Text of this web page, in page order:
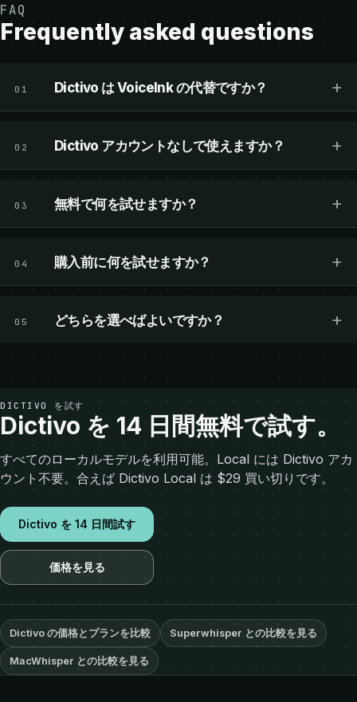
FAQ
Frequently asked questions
01 Dictivo は VoiceInk の代替ですか？ +
02 Dictivo アカウントなしで使えますか？ +
03 無料で何を試せますか？ +
04 購入前に何を試せますか？ +
05 どちらを選べばよいですか？ +
DICTIVO を試す
Dictivo を 14 日間無料で試す。
すべてのローカルモデルを利用可能。Local には Dictivo アカ
ウント不要。合えば Dictivo Local は $29 買い切りです。
Dictivo を 14 日間試す
価格を見る
Dictivo の価格とプランを比較 Superwhisper との比較を見る
MacWhisper との比較を見る